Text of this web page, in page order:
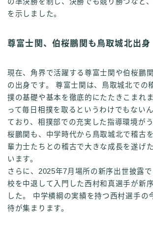
を示しました。
尊富士関、伯桜鵬関も鳥取城北出身
現在、角界で活躍する尊富士関や伯桜鵬
の出身です。 尊富士関は、鳥取城北での
撲の基礎や基本を徹底的にたたきこまれ
って毎日相撲を取るというわけでもない
ており、相撲部での充実した指導環境が
桜鵬関も、中学時代から鳥取城北で稽古
輩力士たちとの稽古で大きな成長を遂げ
います。
さらに、2025年7月場所の新序出世披露
校を中退して入門した西村和真選手が新
した。 中学横綱の実績を持つ西村選手の
待が集まります。